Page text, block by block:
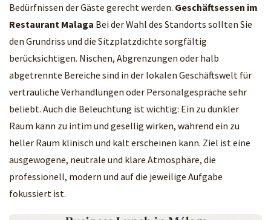
Bedürfnissen der Gäste gerecht werden. Geschäftsessen im
Restaurant Malaga Bei der Wahl des Standorts sollten Sie
den Grundriss und die Sitzplatzdichte sorgfältig
berücksichtigen. Nischen, Abgrenzungen oder halb
abgetrennte Bereiche sind in der lokalen Geschäftswelt für
vertrauliche Verhandlungen oder Personalgespräche sehr
beliebt. Auch die Beleuchtung ist wichtig: Ein zu dunkler
Raum kann zu intim und gesellig wirken, während ein zu
heller Raum klinisch und kalt erscheinen kann. Ziel ist eine
ausgewogene, neutrale und klare Atmosphäre, die
professionell, modern und auf die jeweilige Aufgabe
fokussiert ist.